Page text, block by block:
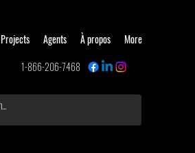
Projects Agents À propos
More
1-866-206-7468